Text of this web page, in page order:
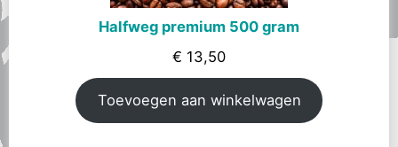
Halfweg premium 500 gram
€ 13,50
Toevoegen aan winkelwagen